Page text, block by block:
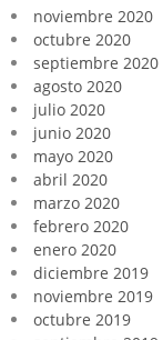
noviembre 2020
octubre 2020
septiembre 2020
agosto 2020
julio 2020
junio 2020
mayo 2020
abril 2020
marzo 2020
febrero 2020
enero 2020
diciembre 2019
noviembre 2019
octubre 2019